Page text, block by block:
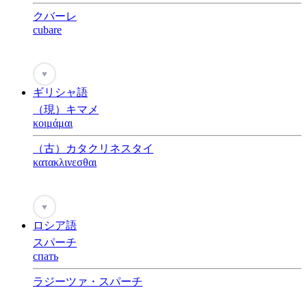
クバーレ
cubare
♥
ギリシャ語
（現）キマメ
κοιμάμαι
（古）カタクリネスタイ
κατακλινεσθαι
♥
ロシア語
スパーチ
спать
ラジーツァ・スパーチ